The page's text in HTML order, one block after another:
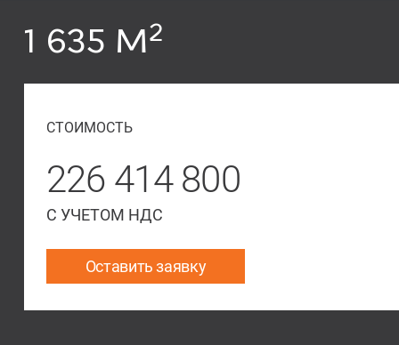
1 635 М2
СТОИМОСТЬ
226 414 800
С УЧЕТОМ НДС
Оставить заявку